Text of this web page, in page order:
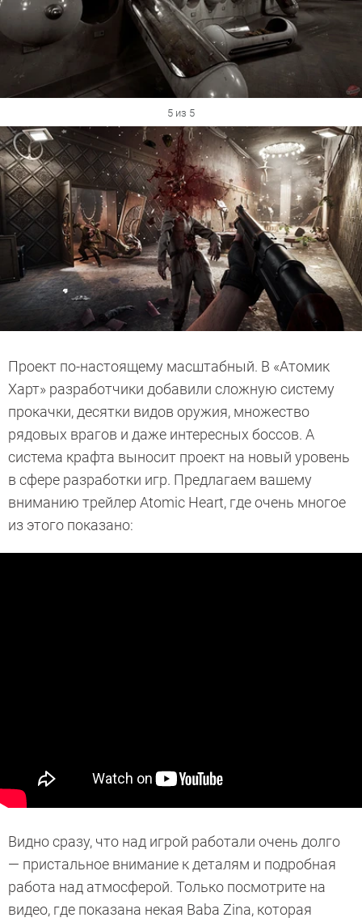
5 из 5
Проект по-настоящему масштабный. В «Атомик
Харт» разработчики добавили сложную систему
прокачки, десятки видов оружия, множество
рядовых врагов и даже интересных боссов. А
система крафта выносит проект на новый уровень
в сфере разработки игр. Предлагаем вашему
вниманию трейлер Atomic Heart, где очень многое
из этого показано:
Видно сразу, что над игрой работали очень долго
— пристальное внимание к деталям и подробная
работа над атмосферой. Только посмотрите на
видео, где показана некая Baba Zina, которая